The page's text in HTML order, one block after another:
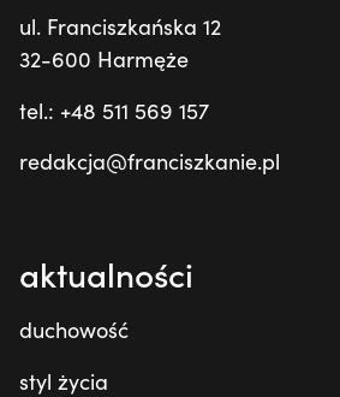
ul. Franciszkańska 12
32-600 Harmęże
tel.: +48 511 569 157
redakcja@franciszkanie.pl
aktualności
duchowość
styl życia